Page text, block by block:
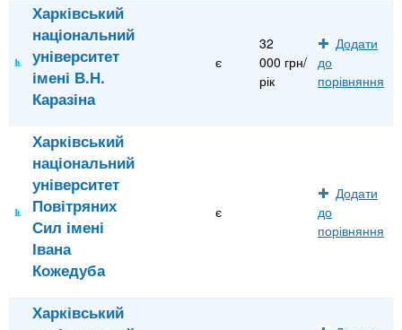
Харківський
національний
університет
імені В.Н.
Каразіна
є
32
000 грн/
рік
Додати
до
порівняння
Харківський
національний
університет
Повітряних
Сил імені
Івана
Кожедуба
є
Додати
до
порівняння
Харківський